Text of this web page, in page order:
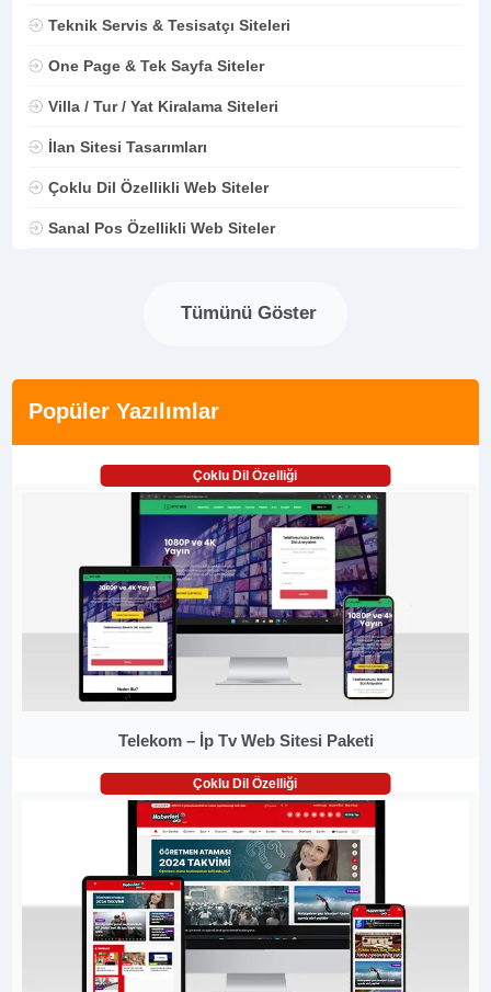
Teknik Servis & Tesisatçı Siteleri
One Page & Tek Sayfa Siteler
Villa / Tur / Yat Kiralama Siteleri
İlan Sitesi Tasarımları
Çoklu Dil Özellikli Web Siteler
Sanal Pos Özellikli Web Siteler
Tümünü Göster
Popüler Yazılımlar
Çoklu Dil Özelliği
Telekom – İp Tv Web Sitesi Paketi
Çoklu Dil Özelliği